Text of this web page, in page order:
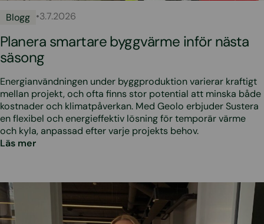
Blogg •3.7.2026
Planera smartare byggvärme inför nästa
säsong
Energianvändningen under byggproduktion varierar kraftigt
mellan projekt, och ofta finns stor potential att minska både
kostnader och klimatpåverkan. Med Geolo erbjuder Sustera
en flexibel och energieffektiv lösning för temporär värme
och kyla, anpassad efter varje projekts behov.
Läs mer